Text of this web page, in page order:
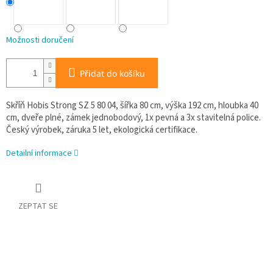
Možnosti doručení
Přidat do košíku
Skříň Hobis Strong SZ 5 80 04, šířka 80 cm, výška 192 cm, hloubka 40
cm, dveře plné, zámek jednobodový, 1x pevná a 3x stavitelná police.
Český výrobek, záruka 5 let, ekologická certifikace.
Detailní informace
ZEPTAT SE